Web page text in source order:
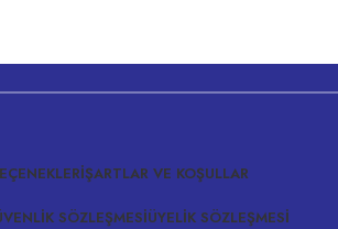
ŞARTLAR VE KOŞULLAR
SÖZLEŞMESIÜYELIK SÖZLEŞMESI